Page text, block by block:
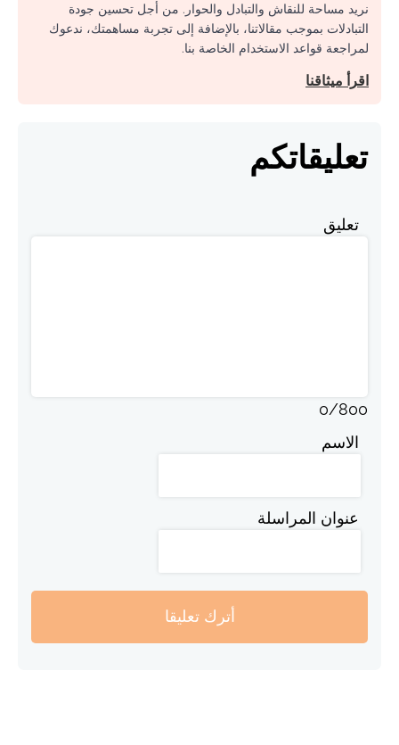
نريد مساحة للنقاش والتبادل والحوار. من أجل تحسين جودة
التبادلات بموجب مقالاتنا، بالإضافة إلى تجربة مساهمتك، ندعوك
لمراجعة قواعد الاستخدام الخاصة بنا.
اقرأ ميثاقنا
تعليقاتكم
تعليق
0/800
الاسم
عنوان المراسلة
أترك تعليقا